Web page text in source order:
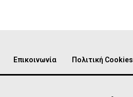
Επικοινωνία Πολιτική Cookies